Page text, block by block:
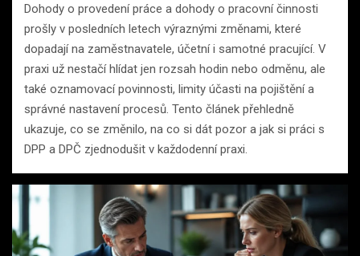
Dohody o provedení práce a dohody o pracovní činnosti
prošly v posledních letech výraznými změnami, které
dopadají na zaměstnavatele, účetní i samotné pracující. V
praxi už nestačí hlídat jen rozsah hodin nebo odměnu, ale
také oznamovací povinnosti, limity účasti na pojištění a
správné nastavení procesů. Tento článek přehledně
ukazuje, co se změnilo, na co si dát pozor a jak si práci s
DPP a DPČ zjednodušit v každodenní praxi.